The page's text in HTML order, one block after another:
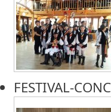
FESTIVAL-